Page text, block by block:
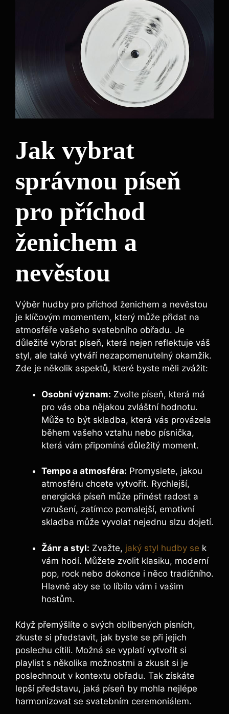
Jak vybrat
správnou píseň
pro příchod
ženichem a
nevěstou
Výběr hudby pro příchod ženichem a nevěstou
je klíčovým momentem, který může přidat na
atmosféře vašeho svatebního obřadu. Je
důležité vybrat píseň, která nejen reflektuje váš
styl, ale také vytváří nezapomenutelný okamžik.
Zde je několik aspektů, které byste měli zvážit:
Osobní význam: Zvolte píseň, která má
pro vás oba nějakou zvláštní hodnotu.
Může to být skladba, která vás provázela
během vašeho vztahu nebo písnička,
která vám připomíná důležitý moment.
Tempo a atmosféra: Promyslete, jakou
atmosféru chcete vytvořit. Rychlejší,
energická píseň může přinést radost a
vzrušení, zatímco pomalejší, emotivní
skladba může vyvolat nejednu slzu dojetí.
Žánr a styl: Zvažte, jaký styl hudby se k
vám hodí. Můžete zvolit klasiku, moderní
pop, rock nebo dokonce i něco tradičního.
Hlavně aby se to líbilo vám i vašim
hostům.
Když přemýšlíte o svých oblíbených písních,
zkuste si představit, jak byste se při jejich
poslechu cítili. Možná se vyplatí vytvořit si
playlist s několika možnostmi a zkusit si je
poslechnout v kontextu obřadu. Tak získáte
lepší představu, jaká píseň by mohla nejlépe
harmonizovat se svatebním ceremoniálem.